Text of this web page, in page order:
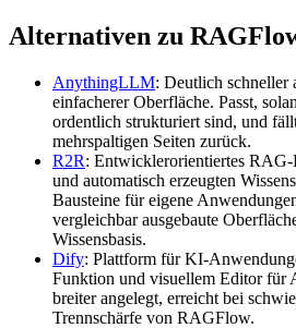
Alternativen zu
AnythingLLM: Deutlich schneller
einfacherer Oberfläche. Passt,
ordentlich strukturiert sind, und
mehrspaltigen Seiten zurück.
R2R: Entwicklerorientiertes
und automatisch erzeugten
Bausteine für eigene
vergleichbar ausgebaute
Wissensbasis.
Dify: Plattform für KI-
Funktion und visuellem Editor für
breiter angelegt, erreicht bei
Trennschärfe von RAGFlow.